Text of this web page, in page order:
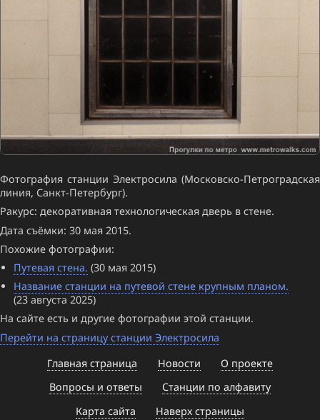
Фотография станции Электросила (Московско-Петроградская
линия, Санкт-Петербург).
Ракурс: декоративная технологическая дверь в стене.
Дата съёмки: 30 мая 2015.
Похожие фотографии:
Путевая стена. (30 мая 2015)
Название станции на путевой стене крупным планом.
(23 августа 2025)
На сайте есть и другие фотографии этой станции.
Перейти на страницу станции Электросила
Главная страница
Новости
О проекте
Вопросы и ответы
Станции по алфавиту
Карта сайта
Наверх страницы